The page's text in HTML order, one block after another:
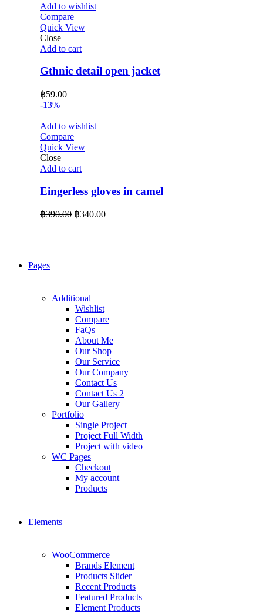
Add to wishlist
Compare
Quick View
Close
Add to cart
Gthnic detail open jacket
฿59.00
-13%
Add to wishlist
Compare
Quick View
Close
Add to cart
Eingerless gloves in camel
฿390.00 Original
฿340.00Current
Pages
Additional
Wishlist
Compare
FaQs
About Me
Our Shop
Our Service
Our Company
Contact Us
Contact Us 2
Our Gallery
Portfolio
Single Project
Project Full Width
Project with video
WC Pages
Checkout
My account
Products
Elements
WooCommerce
Brands Element
Products Slider
Recent Products
Featured Products
Element Products